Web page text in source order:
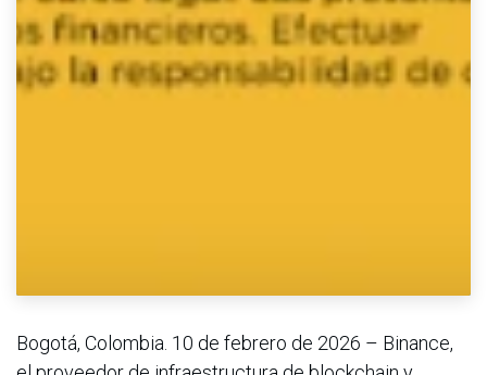
Bogotá, Colombia. 10 de febrero de 2026 – Binance,